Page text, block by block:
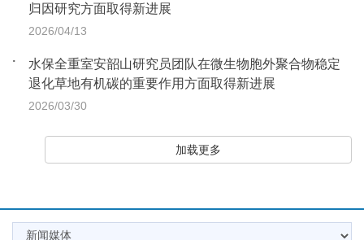
归因研究方面取得新进展
2026/04/13
水保全重室安韶山研究员团队在微生物胞外聚合物稳定
退化草地有机碳的重要作用方面取得新进展
2026/03/30
加载更多